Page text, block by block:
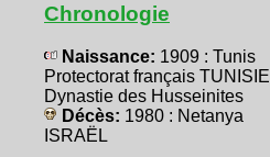
Chronologie
Naissance: 1909 : Tunis
Protectorat français TUNISIE
Dynastie des Husseinites
Décès: 1980 : Netanya
ISRAËL